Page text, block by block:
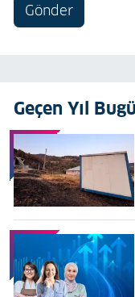
Gönder
Geçen Yıl